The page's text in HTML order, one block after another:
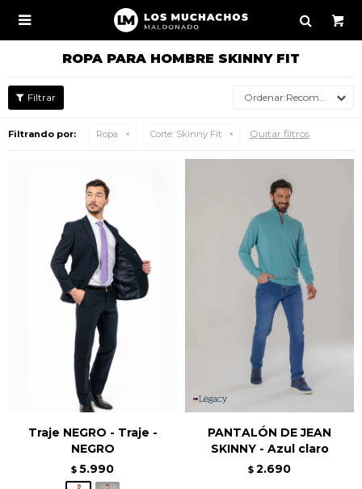

ROPA PARA HOMBRE SKINNY FIT
Recomendados
Filtrando por: Ropa Corte: Skinny Fit Quitar filtros
Traje NEGRO - Traje -
NEGRO
$ 5.990
PANTALÓN DE JEAN
SKINNY - Azul claro
$ 2.690